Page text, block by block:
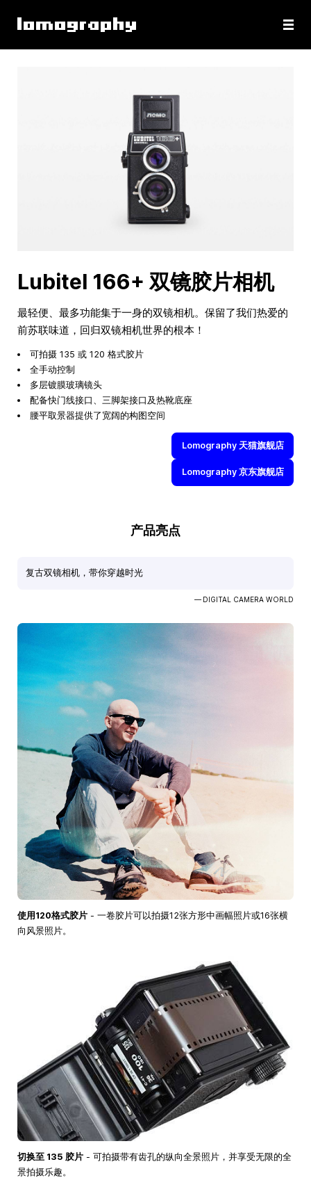
Lubitel 166+ 双镜胶片相机
最轻便、最多功能集于一身的双镜相机。保留了我们热爱的
前苏联味道，回归双镜相机世界的根本！
可拍摄 135 或 120 格式胶片
全手动控制
多层镀膜玻璃镜头
配备快门线接口、三脚架接口及热靴底座
腰平取景器提供了宽阔的构图空间
Lomography 天猫旗舰店
Lomography 京东旗舰店
产品亮点
复古双镜相机，带你穿越时光
— DIGITAL CAMERA WORLD
使用120格式胶片 - 一卷胶片可以拍摄12张方形中画幅照片或16张横
向风景照片。
切换至 135 胶片 - 可拍摄带有齿孔的纵向全景照片，并享受无限的全
景拍摄乐趣。